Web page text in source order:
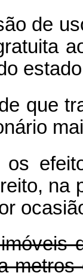
de
que
na